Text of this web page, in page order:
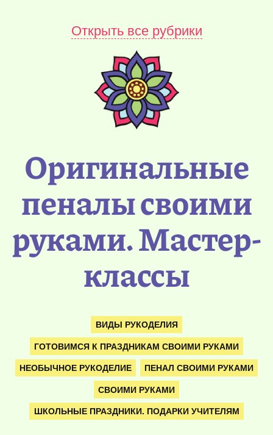
Открыть все рубрики
Оригинальные
пеналы своими
руками. Мастер-
классы
ВИДЫ РУКОДЕЛИЯ
ГОТОВИМСЯ К ПРАЗДНИКАМ СВОИМИ РУКАМИ
НЕОБЫЧНОЕ РУКОДЕЛИЕ ПЕНАЛ СВОИМИ РУКАМИ
СВОИМИ РУКАМИ
ШКОЛЬНЫЕ ПРАЗДНИКИ. ПОДАРКИ УЧИТЕЛЯМ